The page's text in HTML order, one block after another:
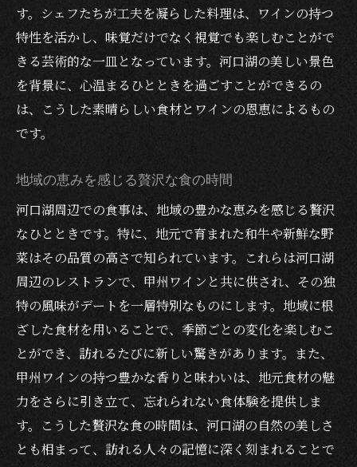
す。シェフたちが工夫を凝らした料理は、ワインの持つ
特性を活かし、味覚だけでなく視覚でも楽しむことがで
きる芸術的な一皿となっています。河口湖の美しい景色
を背景に、心温まるひとときを過ごすことができるの
は、こうした素晴らしい食材とワインの恩恵によるもの
です。
地域の恵みを感じる贅沢な食の時間
河口湖周辺での食事は、地域の豊かな恵みを感じる贅沢
なひとときです。特に、地元で育まれた和牛や新鮮な野
菜はその品質の高さで知られています。これらは河口湖
周辺のレストランで、甲州ワインと共に供され、その独
特の風味がデートを一層特別なものにします。地域に根
ざした食材を用いることで、季節ごとの変化を楽しむこ
とができ、訪れるたびに新しい驚きがあります。また、
甲州ワインの持つ豊かな香りと味わいは、地元食材の魅
力をさらに引き立て、忘れられない食体験を提供しま
す。こうした贅沢な食の時間は、河口湖の自然の美しさ
とも相まって、訪れる人々の記憶に深く刻まれることで